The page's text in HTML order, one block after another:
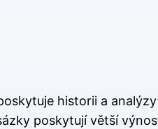
historii a
poskytují větší